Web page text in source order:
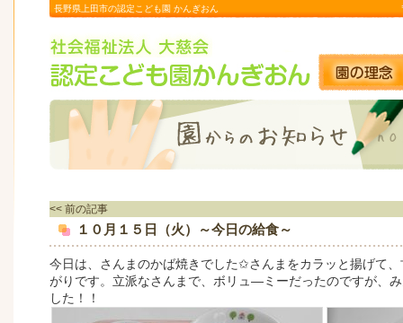
長野県上田市の認定こども園 かんぎおん
<< 前の記事
１０月１５日（火）～今日の給食～
今日は、さんまのかば焼きでした✩さんまをカラッと揚げて
がりです。立派なさんまで、ボリュ―ミーだったのですが、
した！！